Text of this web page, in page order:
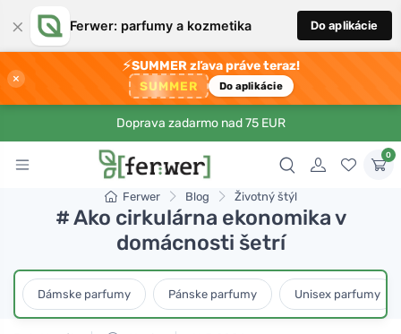
× Ferwer: parfumy a kozmetika Do aplikácie
×
⚡SUMMER zľava práve teraz!
SUMMER Do aplikácie
Doprava zadarmo nad 75 EUR
0
Ferwer Blog Životný štýl
# Ako cirkulárna ekonomika v
domácnosti šetrí
Dámske parfumy Pánske parfumy Unisex parfumy